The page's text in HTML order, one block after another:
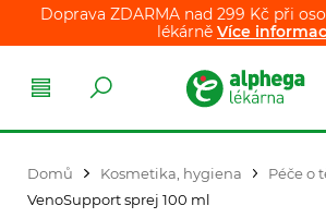
Doprava ZDARMA nad 299 Kč při
lékárně Více
Domů Kosmetika, hygiena
Péče o
VenoSupport sprej 100 ml